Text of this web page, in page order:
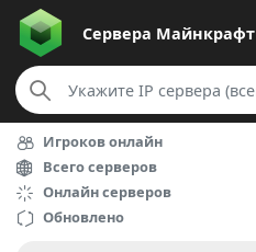
Сервера Майнкрафт
Игроков онлайн
Всего серверов
Онлайн серверов
Обновлено